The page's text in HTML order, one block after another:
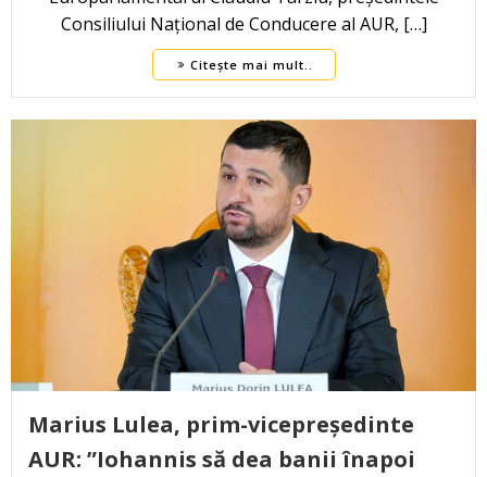
Consiliului Național de Conducere al AUR, […]
Citește mai mult..
Marius Lulea, prim-vicepreședinte
AUR: ”Iohannis să dea banii înapoi